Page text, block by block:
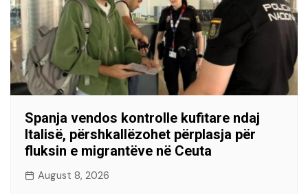
Spanja vendos kontrolle kufitare ndaj
Italisë, përshkallëzohet përplasja për
fluksin e migrantëve në Ceuta
August 8, 2026